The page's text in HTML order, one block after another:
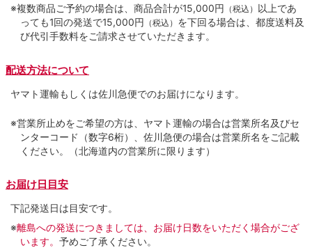
※複数商品ご予約の場合は、商品合計が15,000円 （税込） 以上であ
っても1回の発送で15,000円 （税込） を下回る場合は、都度送料及
び代引手数料をご請求させていただきます。
配送方法について
ヤマト運輸もしくは佐川急便でのお届けになります。
※営業所止めをご希望の方は、ヤマト運輸の場合は営業所名及びセ
ンターコード（数字6桁）、佐川急便の場合は営業所名をご記載
ください。（北海道内の営業所に限ります）
お届け日目安
下記発送日は目安です。
※離島への発送につきましては、お届け日数をいただく場合がござ
います。 予めご了承ください。